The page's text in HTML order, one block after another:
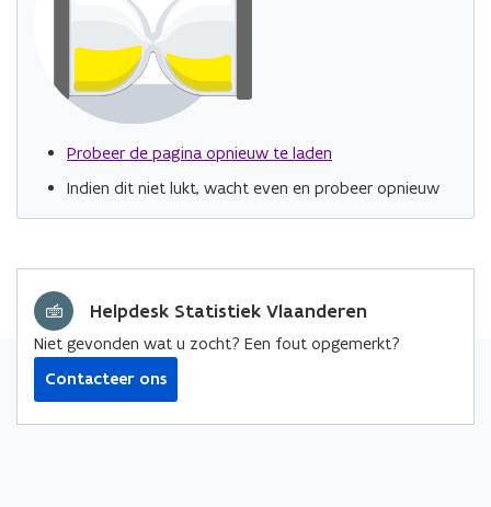
Probeer de pagina opnieuw te laden
Indien dit niet lukt, wacht even en probeer opnieuw
Helpdesk Statistiek Vlaanderen
Niet gevonden wat u zocht? Een fout opgemerkt?
Contacteer ons